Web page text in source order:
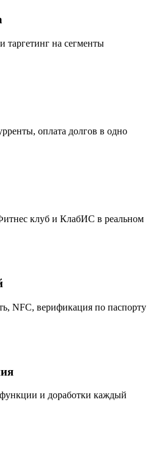
таргетинг на сегменты
оплата долгов в одно
клуб и КлабИС в реальном
NFC, верификация по паспорту
и доработки каждый